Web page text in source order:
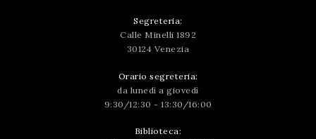
Segreteria:
Calle Minelli 1892
30124 Venezia
Orario segreteria:
da lunedì a giovedì
9:30/12:30 - 13:30/16:00
Biblioteca: